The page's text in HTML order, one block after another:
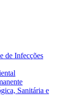
de Infecções
Sanitária e